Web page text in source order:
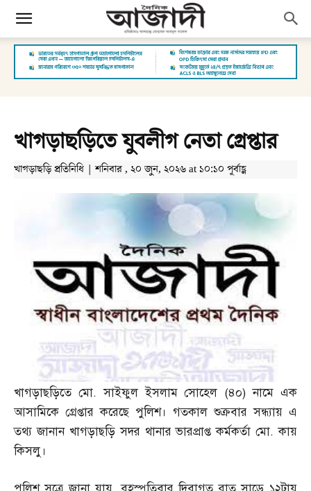
খাগড়াছড়িতে যুবলীগ নেতা গ্রেপ্তার
খাগড়াছড়ি প্রতিনিধি | শনিবার , ২০ জুন, ২০২৬ at ১০:১০ পূর্বাহ্ণ
খাগড়াছড়িতে মো.সাইফুল ইসলাম সোহেল (৪০)নামে এক
আসামিকে গ্রেপ্তার করেছে পুলিশ। গতকাল শুক্রবার সন্ধ্যায় এ
তথ্য জানান খাগড়াছড়ি সদর থানার ভারপ্রাপ্ত কর্মকর্তা মো.কায়
কিসলু।